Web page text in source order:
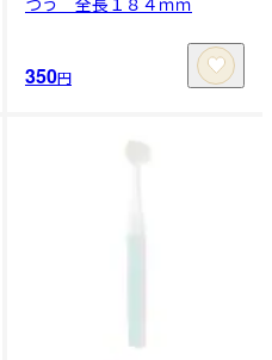
350円